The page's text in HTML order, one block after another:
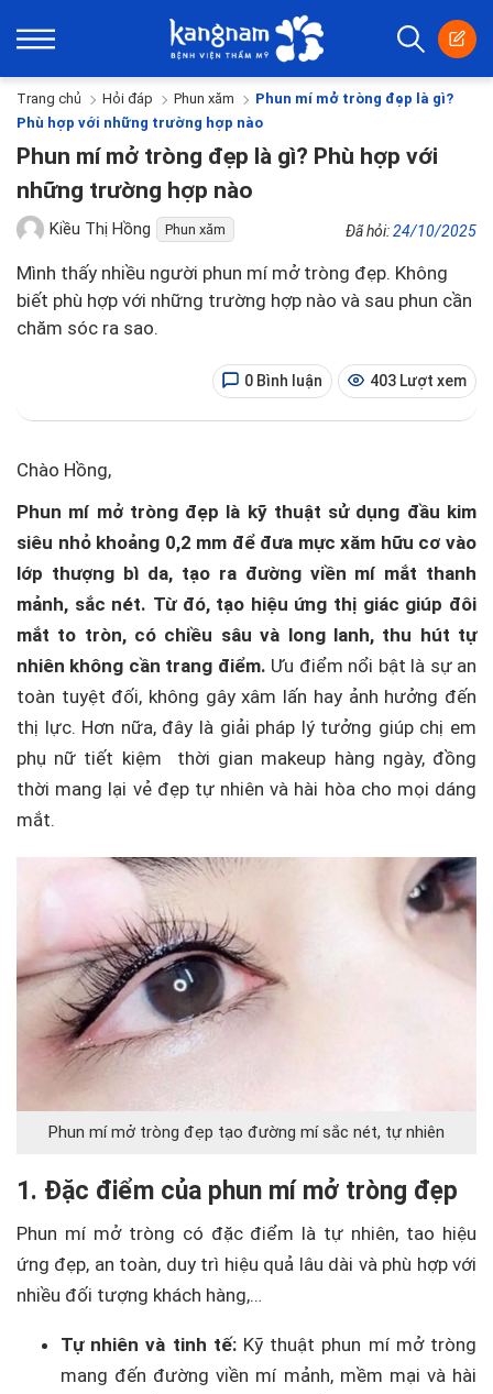
Trang chủ Hỏi đáp Phun xăm
Phun mí mở tròng đẹp là gì?
Phù hợp với những trường hợp nào
Phun mí mở tròng đẹp là gì? Phù hợp với
những trường hợp nào
Kiều Thị Hồng Phun xăm Đã hỏi:24/10/2025
Mình thấy nhiều người phun mí mở tròng đẹp. Không
biết phù hợp với những trường hợp nào và sau phun cần
chăm sóc ra sao.
0 Bình luận 403 Lượt xem
Chào Hồng,
Phun mí mở tròng đẹp là kỹ thuật sử dụng đầu kim
siêu nhỏ khoảng 0,2 mm để đưa mực xăm hữu cơ vào
lớp thượng bì da, tạo ra đường viền mí mắt thanh
mảnh, sắc nét. Từ đó, tạo hiệu ứng thị giác giúp đôi
mắt to tròn, có chiều sâu và long lanh, thu hút tự
nhiên không cần trang điểm. Ưu điểm nổi bật là sự an
toàn tuyệt đối, không gây xâm lấn hay ảnh hưởng đến
thị lực. Hơn nữa, đây là giải pháp lý tưởng giúp chị em
phụ nữ tiết kiệm thời gian makeup hàng ngày, đồng
thời mang lại vẻ đẹp tự nhiên và hài hòa cho mọi dáng
mắt.
Phun mí mở tròng đẹp tạo đường mí sắc nét, tự nhiên
1. Đặc điểm của phun mí mở tròng đẹp
Phun mí mở tròng có đặc điểm là tự nhiên, tao hiệu
ứng đẹp, an toàn, duy trì hiệu quả lâu dài và phù hợp với
nhiều đối tượng khách hàng,…
Tự nhiên và tinh tế:Kỹ thuật phun mí mở tròng
mang đến đường viền mí mảnh, mềm mại và hài